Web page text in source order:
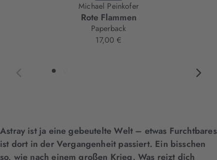
Michael Peinkofer
Rote Flammen
Paperback
17,00 €
Astray ist ja eine gebeutelte Welt – etwas Furchtbares
ist dort in der Vergangenheit passiert. Ein bisschen
so, wie nach einem großen Krieg. Was reizt dich